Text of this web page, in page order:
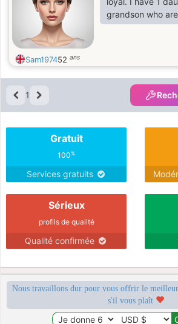
grandson who
Sam197452 ans
1
Gratuit
100%
Services gratuits
Sérieux
profils de qualité
Qualité confirmée
Nous travaillons dur pour vous offrir le
s'il vous plaît